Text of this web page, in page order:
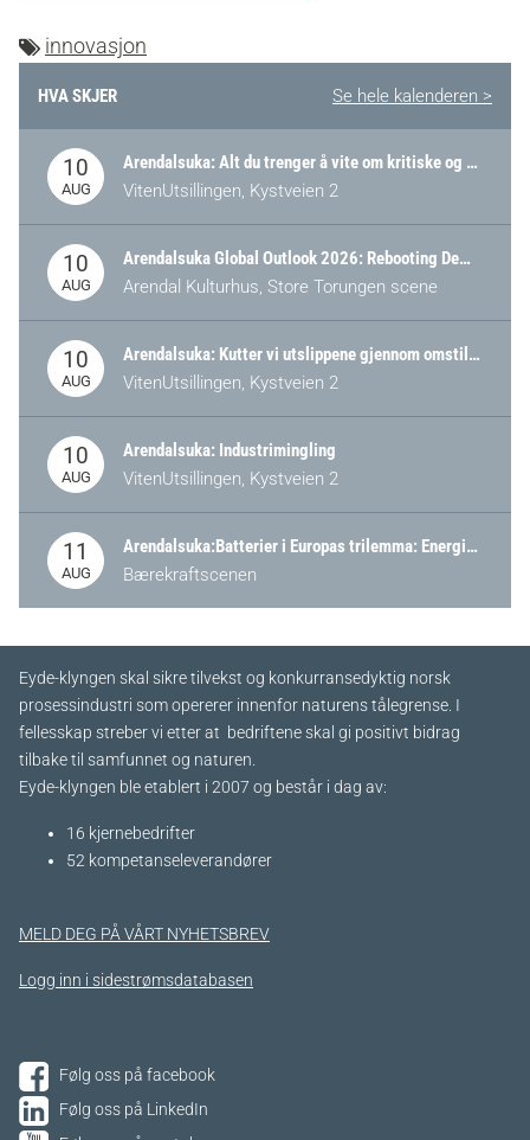
innovasjon
HVA SKJER Se hele kalenderen >
10
AUG
Arendalsuka: Alt du trenger å vite om kritiske og strategiske verdikjeder i Norge
VitenUtsillingen, Kystveien 2
10
AUG
Arendalsuka Global Outlook 2026: Rebooting Democracy for a New World Order
Arendal Kulturhus, Store Torungen scene
10
AUG
Arendalsuka: Kutter vi utslippene gjennom omstilling – eller tap av industri?
VitenUtsillingen, Kystveien 2
10
AUG
Arendalsuka: Industrimingling
VitenUtsillingen, Kystveien 2
11
AUG
Arendalsuka:Batterier i Europas trilemma: Energisikkerhet, konkurransekraft og bærekraft (Battery Norway-arrangement)
Bærekraftscenen
Eyde-klyngen skal sikre tilvekst og konkurransedyktig norsk
prosessindustri som opererer innenfor naturens tålegrense. I
fellesskap streber vi etter at bedriftene skal gi positivt bidrag
tilbake til samfunnet og naturen.
Eyde-klyngen ble etablert i 2007 og består i dag av:
16 kjernebedrifter​
52 kompetanseleverandører
MELD DEG PÅ VÅRT NYHETSBREV
Logg inn i sidestrømsdatabasen
Følg oss på facebook
Følg oss på LinkedIn